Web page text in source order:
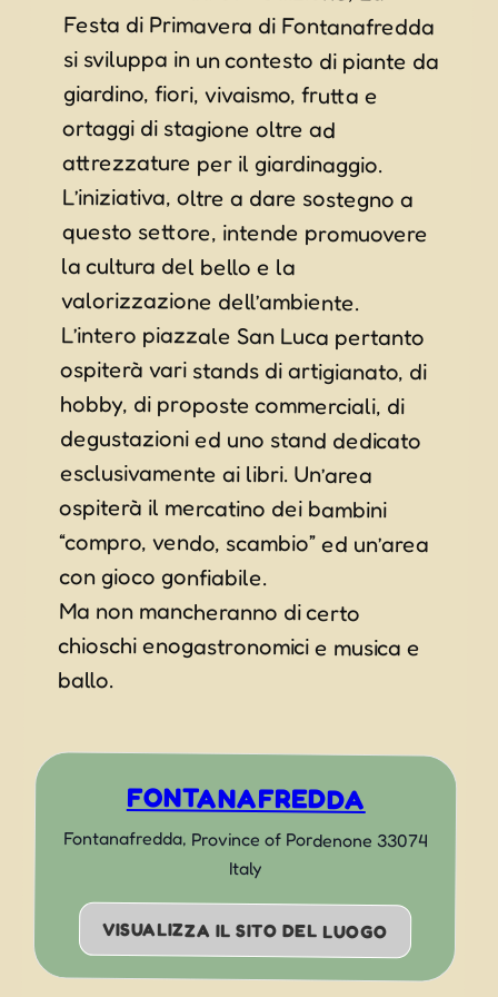
la cultura del bello e la
con gioco gonfiabile.
Ma non mancheranno di certo
chioschi enogastronomici e musica e
ballo.
FONTANAFREDDA
Fontanafredda, Province of Pordenone 33074
Italy
VISUALIZZA IL SITO DEL LUOGO